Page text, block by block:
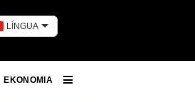
LÍNGUA
EKONOMIA